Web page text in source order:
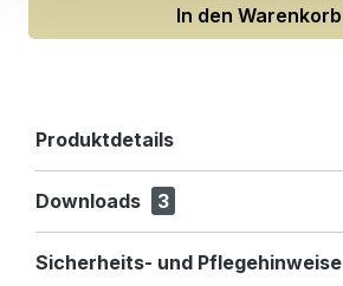
In den Warenkorb
Produktdetails
Downloads 3
Sicherheits- und Pflegehinweise